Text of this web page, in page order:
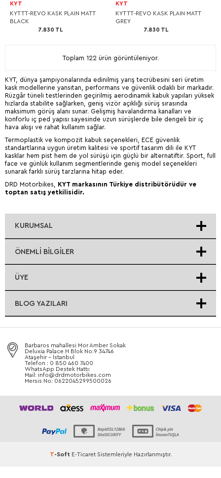
KYT
KYT TT-REVO KASK PLAIN MATT
BLACK
7.830 TL
KYT
KYT TT-REVO KASK PLAIN MATT
GREY
7.830 TL
Toplam 122 ürün görüntüleniyor.
KYT, dünya şampiyonalarında edinilmiş yarış tecrübesini seri üretim
kask modellerine yansıtan, performans ve güvenlik odaklı bir markadır.
Rüzgâr tüneli testlerinden geçirilmiş aerodinamik kabuk yapıları yüksek
hızlarda stabilite sağlarken, geniş vizör açıklığı sürüş sırasında
maksimum görüş alanı sunar. Gelişmiş havalandırma kanalları ve
konforlu iç ped yapısı sayesinde uzun sürüşlerde bile dengeli bir iç
hava akışı ve rahat kullanım sağlar.
Termoplastik ve kompozit kabuk seçenekleri, ECE güvenlik
standartlarına uygun üretim kalitesi ve sportif tasarım dili ile KYT
kasklar hem pist hem de yol sürüşü için güçlü bir alternatiftir. Sport, full
face ve günlük kullanım segmentlerinde geniş model seçenekleri
sunarak farklı sürüş tarzlarına hitap eder.
DRD Motorbikes,
KYT markasının Türkiye distribütörüdür ve
toptan satış yetkilisidir.
KURUMSAL
ÖNEMLI BILGILER
ÜYE
BLOG YAZILARI
Barbaros mahallesi Mor Amber Sokak
Deluxia Palace H Blok No:9 34746
Ataşehir - İstanbul
Telefon : 0 850 460 7400
WhatsApp Destek Hattı:
Mail: info@drdmotorbikes.com
Mersis No: 0622045299500026
T-Soft E-TicaretSistemleriyle Hazırlanmıştır.